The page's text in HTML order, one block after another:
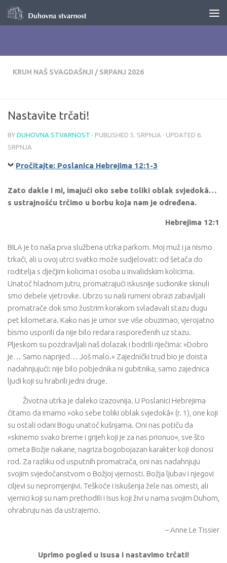
Skip to content
KRUH NAŠ SVAGDAŠNJI / SRPANJ 2026
Nastavite trčati!
BY DUHOVNA STVARNOST · PUBLISHED 5. SRPNJA · UPDATED 6.
SRPNJA
Pročitajte: Poslanica Hebrejima 12:1-3
Zato dakle i mi, imajući oko sebe toliki oblak svjedokâ…
s ustrajnošću trčimo u borbu koja nam je određena.
Hebrejima 12:1
BILA je to naša prva službena utrka parkom. Moj muž i ja nismo
trkači, ali u ovoj utrci svatko može sudjelovati: od šetača do
roditelja s dječjim kolicima i osoba u invalidskim kolicima.
Unatoč hladnom jutru, promatrajući iskusnije sudionike skinuli
smo debele vjetrovke. Ubrzo su naši rumeni obrazi zabavljali
promatrače dok smo žustrim korakom svladavali stazu dugu
pet kilometara. Kako nas je umor sve više obuzimao, vjerojatno
bismo usporili da nije bilo redara raspoređenih uz stazu.
Pljeskom su pozdravljali naš dolazak i bodrili riječima: »Dobro
je… Samo naprijed… Još malo.« Zajednički trud bio je doista
nadahnjujući: nije bilo pobjednika ni gubitnika, samo zajednica
ljudi koji su hrabrili jedni druge.
Životna utrka je daleko izazovnija. U Poslanici Hebrejima
čitamo da imamo »oko sebe toliki oblak svjedokâ« (r. 1), one koji
su ostali odani Bogu unatoč kušnjama. Oni nas potiču da
»skinemo svako breme i grijeh koji je za nas prionuo«, sve što
ometa Božje nakane, nagriza bogobojazan karakter koji donosi
rod. Za razliku od usputnih promatrača, oni nas nadahnjuju
svojim svjedočanstvom o Božjoj vjernosti. Božja ljubav i njegovi
ciljevi su nepromjenjivi. Teškoće i iskušenja žele nas omesti, ali
vjernici koji su nam prethodili i Isus koji živi u nama svojim Duhom,
ohrabruju nas da ustrajemo.
– Anne Le Tissier
Uprimo pogled u Isusa i nastavimo trčati!